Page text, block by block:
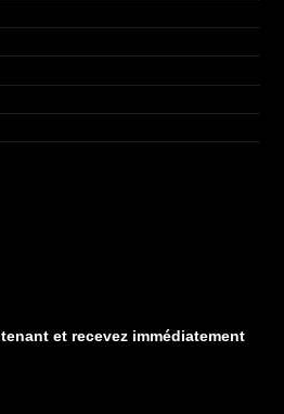
et recevez immédiatement